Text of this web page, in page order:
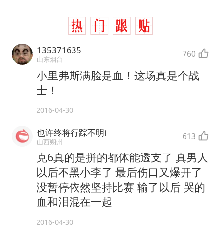
135371635
山东烟台 760
小里弗斯满脸是血！这场真是个战
士！
2016-04-30
也许终将行踪不明i
山西朔州 613
克6真的是拼的都体能透支了 真男人
以后不黑小李了 最后伤口又爆开了
没暂停依然坚持比赛 输了以后 哭的
血和泪混在一起
2016-04-30